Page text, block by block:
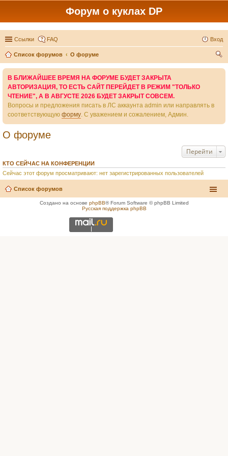
Форум о куклах DP
Ссылки FAQ Вход
Список форумов
О форуме
В БЛИЖАЙШЕЕ ВРЕМЯ НА ФОРУМЕ БУДЕТ ЗАКРЫТА
АВТОРИЗАЦИЯ, ТО ЕСТЬ САЙТ ПЕРЕЙДЕТ В РЕЖИМ "ТОЛЬКО
ЧТЕНИЕ", А В АВГУСТЕ 2026 БУДЕТ ЗАКРЫТ СОВСЕМ.
Вопросы и предложения писать в ЛС аккаунта admin или направлять в
соответствующую форму. С уважением и сожалением, Админ.
О форуме
Перейти
КТО СЕЙЧАС НА КОНФЕРЕНЦИИ
Сейчас этот форум просматривают: нет зарегистрированных пользователей
Список форумов
Создано на основе phpBB® Forum Software © phpBB Limited
Русская поддержка phpBB